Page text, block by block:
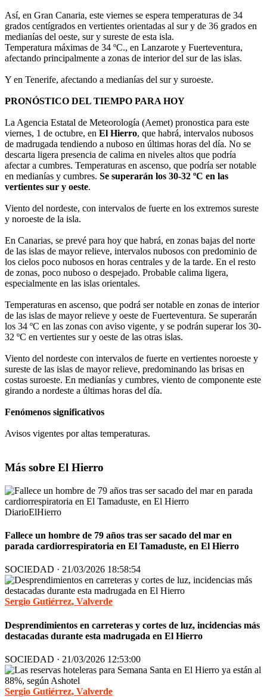
Así, en Gran Canaria, este viernes se espera temperaturas de 34
grados centígrados en vertientes orientadas al sur y de 36 grados en
medianías del oeste, sur y sureste de esta isla.
Temperatura máximas de 34 ºC., en Lanzarote y Fuerteventura,
afectando principalmente a zonas de interior del sur de las islas.
Y en Tenerife, afectando a medianías del sur y suroeste.
PRONÓSTICO DEL TIEMPO PARA HOY
La Agencia Estatal de Meteorología (Aemet) pronostica para este
viernes, 1 de octubre, en El Hierro, que habrá, intervalos nubosos
de madrugada tendiendo a nuboso en últimas horas del día. No se
descarta ligera presencia de calima en niveles altos que podría
afectar a cumbres. Temperaturas en ascenso, que podría ser notable
en medianías y cumbres. Se superarán los 30-32 ºC en las
vertientes sur y oeste.
Viento del nordeste, con intervalos de fuerte en los extremos sureste
y noroeste de la isla.
En Canarias, se prevé para hoy que habrá, en zonas bajas del norte
de las islas de mayor relieve, intervalos nubosos con predominio de
los cielos poco nubosos en horas centrales y de la tarde. En el resto
de zonas, poco nuboso o despejado. Probable calima ligera,
especialmente en las islas orientales.
Temperaturas en ascenso, que podrá ser notable en zonas de interior
de las islas de mayor relieve y oeste de Fuerteventura. Se superarán
los 34 ºC en las zonas con aviso vigente, y se podrán superar los 30-
32 ºC en vertientes sur y oeste de las otras islas.
Viento del nordeste con intervalos de fuerte en vertientes noroeste y
sureste de las islas de mayor relieve, predominando las brisas en
costas suroeste. En medianías y cumbres, viento de componente este
girando a nordeste a últimas horas del día.
Fenómenos significativos
Avisos vigentes por altas temperaturas.
Más sobre El Hierro
DiarioElHierro
Fallece un hombre de 79 años tras ser sacado del mar en
parada cardiorrespiratoria en El Tamaduste, en El Hierro
SOCIEDAD · 21/03/2026 18:58:54
Sergio Gutiérrez, Valverde
Desprendimientos en carreteras y cortes de luz, incidencias más
destacadas durante esta madrugada en El Hierro
SOCIEDAD · 21/03/2026 12:53:00
Sergio Gutiérrez, Valverde